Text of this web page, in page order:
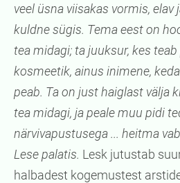
veel üsna viisakas vormis,
kuldne sügis. Tema eest on
tea midagi; ta juuksur, kes
kosmeetik, ainus inimene,
peab. Ta on just haiglast välja
tea midagi, ja peale muu pidi
närvivapustusega ... heitma
Lese palatis. Lesk jutustab
halbadest kogemustest